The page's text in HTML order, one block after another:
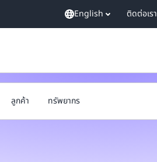
English ติดต่อเรา
ลูกค้า ทรัพยากร